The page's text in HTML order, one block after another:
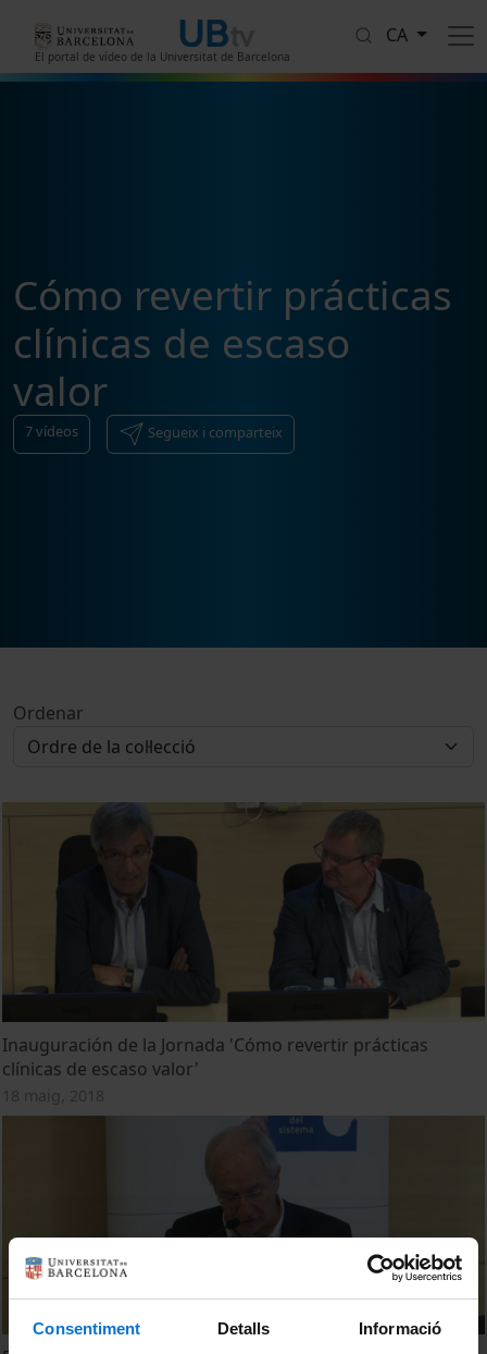
Consentiment Detalls Informació
El portal de vídeo de la Universitat de Barcelona
CA
Cómo revertir prácticas
clínicas de escaso
valor
7vídeos Segueix i comparteix
Ordenar
Inauguración de la Jornada 'Cómo revertir prácticas
clínicas de escaso valor'
18 maig, 2018